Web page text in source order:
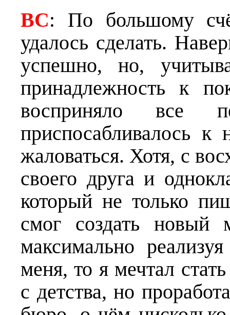
ВС: По большому
удалось сделать.
успешно, но,
принадлежность к
восприняло все
приспосабливалось
жаловаться. Хотя, с
своего друга и
который не только
смог создать новый
максимально
меня, то я мечтал
с детства, но